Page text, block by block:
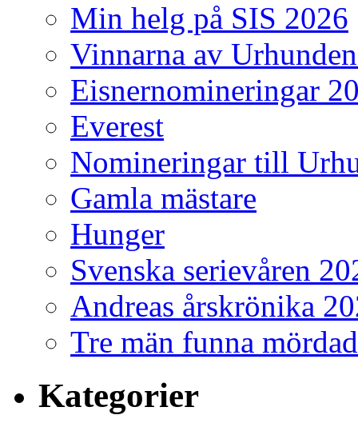
Min helg på SIS 2026
Vinnarna av
Eisnernomineringar
Everest
Nomineringar till
Gamla mästare
Hunger
Svenska serievåren
Andreas årskrönika
Tre män funna
Kategorier